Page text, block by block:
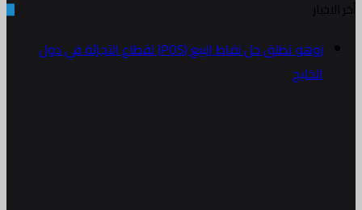
أخر الاخبار
زوهو تطلق حل نقاط البيع (POS) لقطاع التجزئة في دول
الخليج